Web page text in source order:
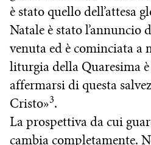
è stato quello dell’attesa
Natale è stato l’annuncio
venuta ed è cominciata a
liturgia della Quaresima
affermarsi di questa
Cristo»3.
La prospettiva da cui
cambia completamente.